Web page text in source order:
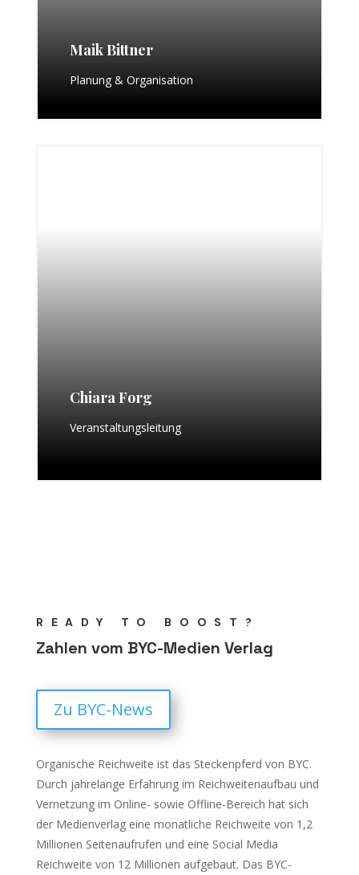
Maik Bittner
Planung & Organisation
Chiara Forg
Veranstaltungsleitung
READY TO BOOST?
Zahlen vom BYC-Medien Verlag
Zu BYC-News
Organische Reichweite ist das Steckenpferd von BYC.
Durch jahrelange Erfahrung im Reichweitenaufbau und
Vernetzung im Online- sowie Offline-Bereich hat sich
der Medienverlag eine monatliche Reichweite von 1,2
Millionen Seitenaufrufen und eine Social Media
Reichweite von 12 Millionen aufgebaut. Das BYC-